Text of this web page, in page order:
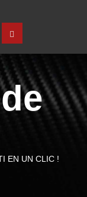
EN UN CLIC !